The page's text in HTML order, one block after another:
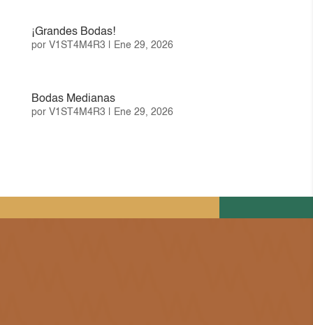
¡Grandes Bodas!
por V1ST4M4R3 Ene 29, 2026
Bodas Medianas
por V1ST4M4R3 Ene 29, 2026